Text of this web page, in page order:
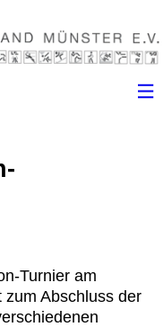
Turnier am
Abschluss der